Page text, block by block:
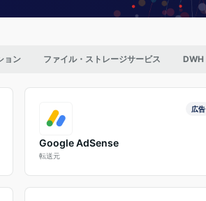
ョン ファイル・ストレージサービス DWH
広告
Google AdSense
転送元